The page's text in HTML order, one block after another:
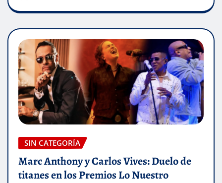
SIN CATEGORÍA
Marc Anthony y Carlos Vives: Duelo de
titanes en los Premios Lo Nuestro